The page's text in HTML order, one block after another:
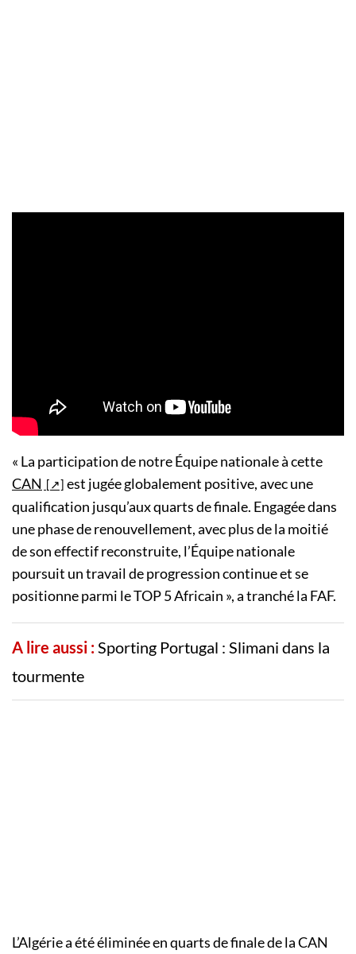
« La participation de notre Équipe nationale à cette
CAN
est jugée globalement positive, avec une
qualification jusqu’aux quarts de finale. Engagée dans
une phase de renouvellement, avec plus de la moitié
de son effectif reconstruite, l’Équipe nationale
poursuit un travail de progression continue et se
positionne parmi le TOP 5 Africain », a tranché la FAF.
A lire aussi : Sporting Portugal : Slimani dans la
tourmente
L’Algérie a été éliminée en quarts de finale de la CAN